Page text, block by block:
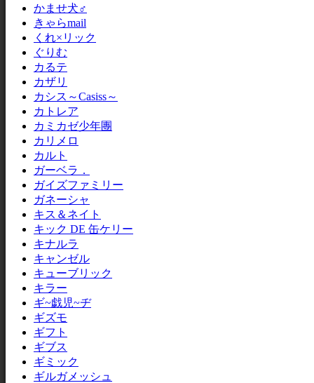
かませ犬♂
きゃらmail
くれ×リック
ぐりむ
カるテ
カザリ
カシス～Casiss～
カトレア
カミカゼ少年團
カリメロ
カルト
ガーベラ．
ガイズファミリー
ガネーシャ
キス＆ネイト
キック DE 缶ケリー
キナルラ
キャンゼル
キューブリック
キラー
ギ~戯児~ヂ
ギズモ
ギフト
ギブス
ギミック
ギルガメッシュ